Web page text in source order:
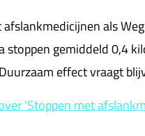
afslankmedicijnen als
stoppen gemiddeld 0,4
effect vraagt
'Stoppen met